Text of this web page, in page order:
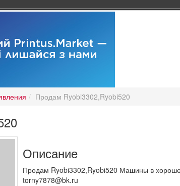
Продам Ryobi3302,Ryobi520
Описание
Продам Ryobi3302,Ryobi520 Машины в
torny7878@bk.ru